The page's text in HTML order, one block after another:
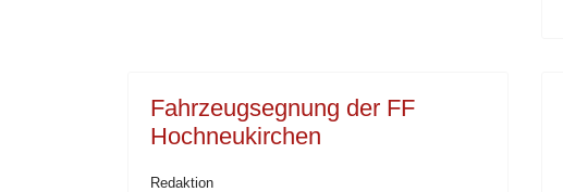
Fahrzeugsegnung der FF
Hochneukirchen
Redaktion